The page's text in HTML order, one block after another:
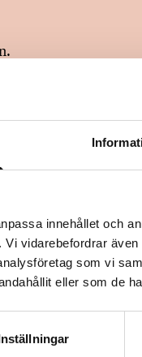
innehållet och
vidarebefordrar
som vi
eller som de
Åsa Dybwad
med Wittmar
for strings
möjlighet till
platser.För att
Se turlista under